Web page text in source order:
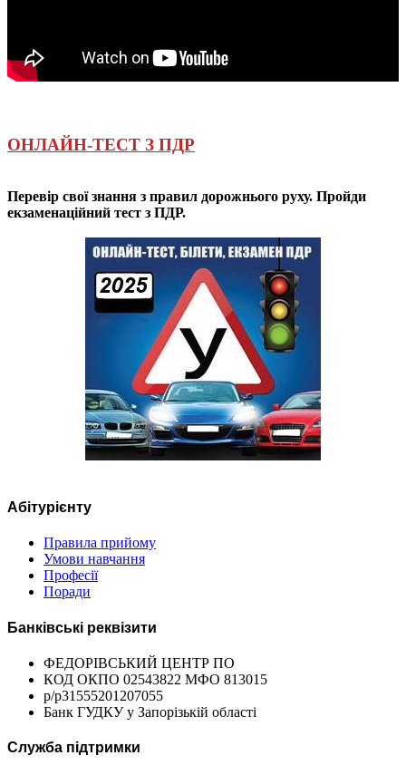
ОНЛАЙН-ТЕСТ З ПДР
Перевір свої знання з правил дорожнього руху. Пройди
екзаменаційний тест з ПДР.
Абітурієнту
Правила прийому
Умови навчання
Професії
Поради
Банківські реквізити
ФЕДОРІВСЬКИЙ ЦЕНТР ПО
КОД ОКПО 02543822 МФО 813015
р/р31555201207055
Банк ГУДКУ у Запорізькій області
Служба підтримки